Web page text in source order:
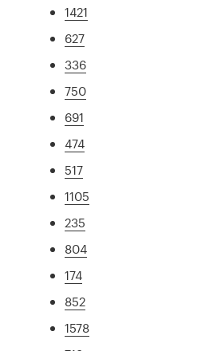
1421
627
336
750
691
474
517
1105
235
804
174
852
1578